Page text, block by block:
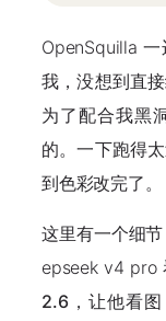
OpenSquilla
我，没想到直
为了配合我黑
的。一下跑得
到色彩改完了。
这里有一个细
epseek v4 pro
2.6，让他看